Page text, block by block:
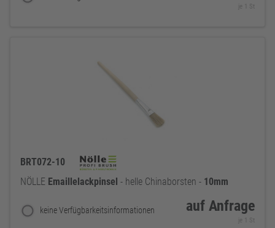
je 1 St
BRT072-10
NÖLLE Emaillelackpinsel - helle Chinaborsten - 10mm
keine Verfügbarkeitsinformationen auf Anfrage
je 1 St